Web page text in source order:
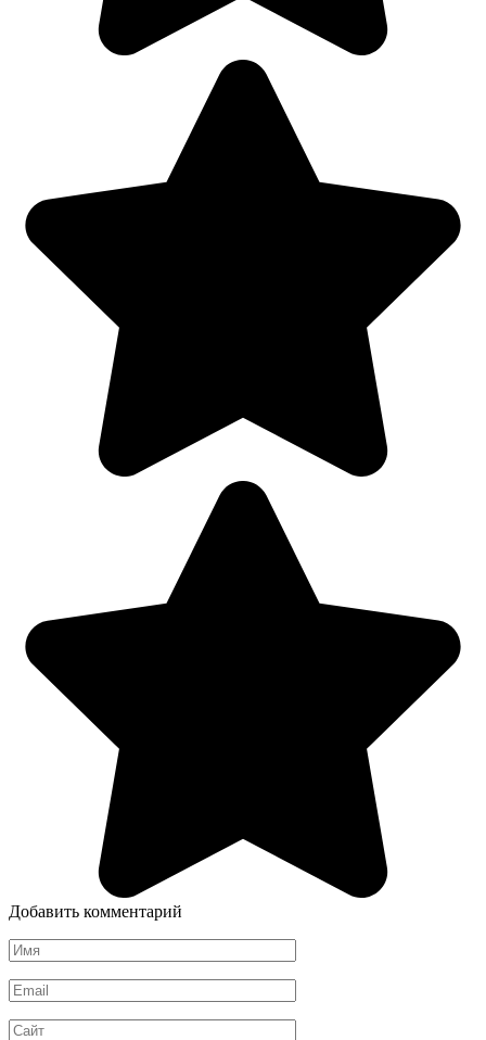
Добавить комментарий
Имя
*
Email
*
Сайт